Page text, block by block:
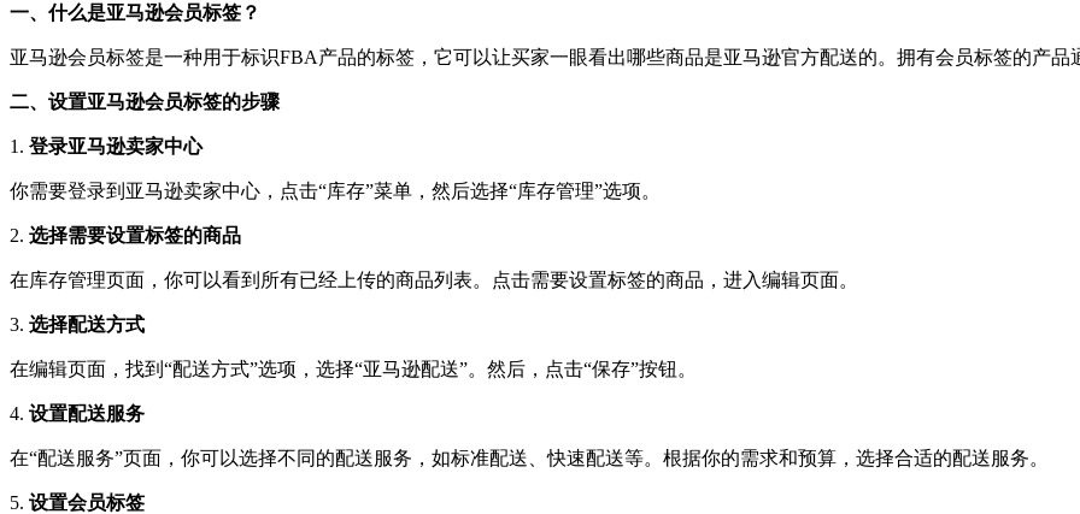
一、什么是亚马逊会员标签？
亚马逊会员标签是一种用于标识FBA产品的标签，它可以让买家一眼看出哪些商品是亚马逊官方配送的。拥有会员标签的产品
二、设置亚马逊会员标签的步骤
1. 登录亚马逊卖家中心
你需要登录到亚马逊卖家中心，点击“库存”菜单，然后选择“库存管理”选项。
2. 选择需要设置标签的商品
在库存管理页面，你可以看到所有已经上传的商品列表。点击需要设置标签的商品，进入编辑页面。
3. 选择配送方式
在编辑页面，找到“配送方式”选项，选择“亚马逊配送”。然后，点击“保存”按钮。
4. 设置配送服务
在“配送服务”页面，你可以选择不同的配送服务，如标准配送、快速配送等。根据你的需求和预算，选择合适的配送服务。
5. 设置会员标签